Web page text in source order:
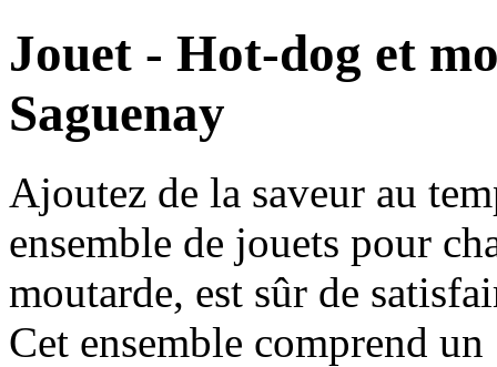
Jouet - Hot-dog et
Saguenay
Ajoutez de la saveur au
ensemble de jouets pour
moutarde, est sûr de
Cet ensemble comprend un